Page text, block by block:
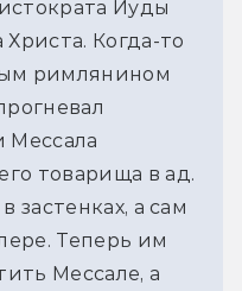
Иуды
Когда-то
римлянином
Мессала
товарища в ад.
застенках, а сам
Теперь им
Мессале, а